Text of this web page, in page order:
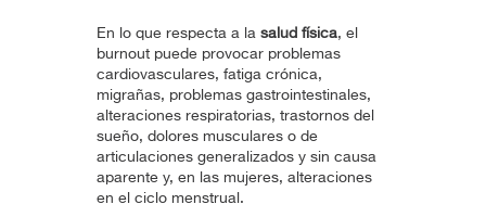
En lo que respecta a la salud física, el
burnout puede provocar problemas
cardiovasculares, fatiga crónica,
migrañas, problemas gastrointestinales,
alteraciones respiratorias, trastornos del
sueño, dolores musculares o de
articulaciones generalizados y sin causa
aparente y, en las mujeres, alteraciones
en el ciclo menstrual.